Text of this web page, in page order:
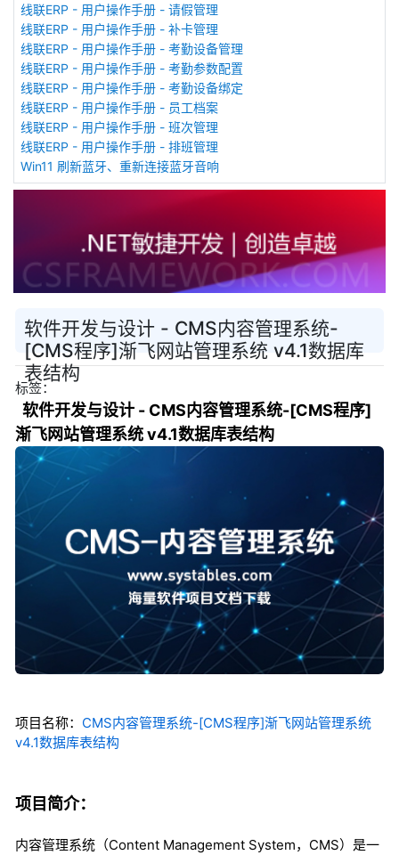
线联ERP - 用户操作手册 - 请假管理
线联ERP - 用户操作手册 - 补卡管理
线联ERP - 用户操作手册 - 考勤设备管理
线联ERP - 用户操作手册 - 考勤参数配置
线联ERP - 用户操作手册 - 考勤设备绑定
线联ERP - 用户操作手册 - 员工档案
线联ERP - 用户操作手册 - 班次管理
线联ERP - 用户操作手册 - 排班管理
Win11 刷新蓝牙、重新连接蓝牙音响
软件开发与设计 - CMS内容管理系统-
[CMS程序]渐飞网站管理系统 v4.1数据库
表结构
标签：
软件开发与设计 - CMS内容管理系统-[CMS程序]
渐飞网站管理系统 v4.1数据库表结构
项目名称： CMS内容管理系统-[CMS程序]渐飞网站管理系统
v4.1数据库表结构
项目简介：
内容管理系统（Content Management System，CMS）是一